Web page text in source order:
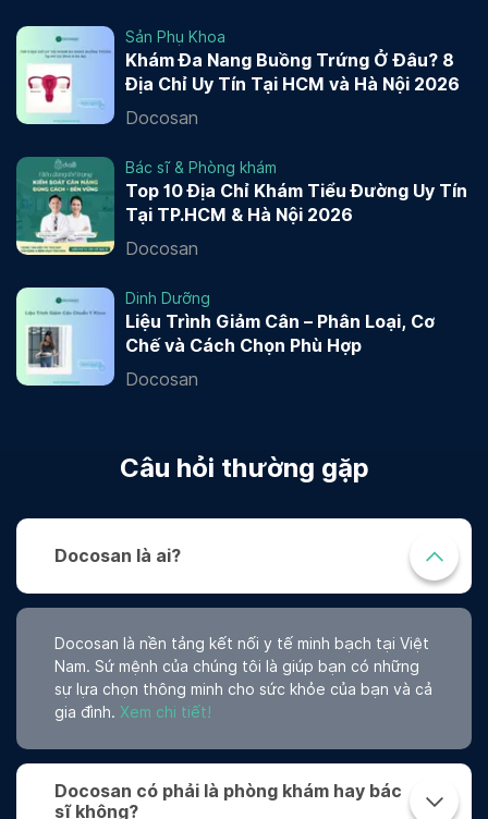
Sản Phụ Khoa
Khám Đa Nang Buồng Trứng Ở Đâu? 8
Địa Chỉ Uy Tín Tại HCM và Hà Nội 2026
Docosan
Bác sĩ & Phòng khám
Top 10 Địa Chỉ Khám Tiểu Đường Uy Tín
Tại TP.HCM & Hà Nội 2026
Docosan
Dinh Dưỡng
Liệu Trình Giảm Cân – Phân Loại, Cơ
Chế và Cách Chọn Phù Hợp
Docosan
Câu hỏi thường gặp
Docosan là ai?
Docosan là nền tảng kết nối y tế minh bạch tại Việt
Nam. Sứ mệnh của chúng tôi là giúp bạn có những
sự lựa chọn thông minh cho sức khỏe của bạn và cả
gia đình. Xem chi tiết!
Docosan có phải là phòng khám hay bác
sĩ không?